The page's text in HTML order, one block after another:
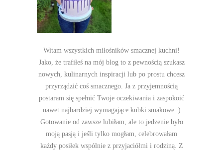
Witam wszystkich miłośników smacznej kuchni!
Jako, że trafiłeś na mój blog to z pewnością szukasz
nowych, kulinarnych inspiracji lub po prostu chcesz
przyrządzić coś smacznego. Ja z przyjemnością
postaram się spełnić Twoje oczekiwania i zaspokoić
nawet najbardziej wymagające kubki smakowe :)
Gotowanie od zawsze lubiłam, ale to jedzenie było
moją pasją i jeśli tylko mogłam, celebrowałam
każdy posiłek wspólnie z przyjaciółmi i rodziną. Z